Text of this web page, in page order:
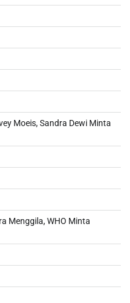
Moeis, Sandra Dewi Minta
Menggila, WHO Minta